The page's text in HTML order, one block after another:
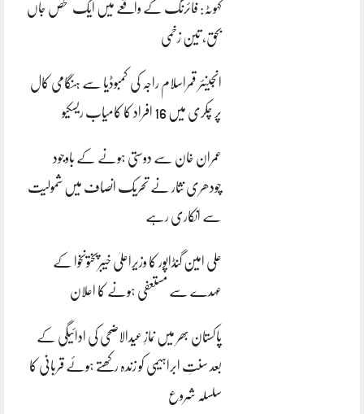
کہوٹہ: فائرنگ کے واقعے میں ایک شخص جاں
بحق، تین زخمی
انجینئر قمراسلام راجہ کی کمبوڈیا سے ہنگامی کال
پر چکری میں 16 افراد کا کامیاب ریسکیو
عمران خان سے دوستی ہونے کے باوجود
چودھری نثار نے تحریک انصاف میں شمولیت
سے انکاری رہے
علی امین گنڈاپور کا وزیراعلیٰ خیبرپختونخوا کے
عہدے سے مستعفی ہونے کا اعلان
پاکستان بھر میں نمازِ عیدالاضحی کی ادائیگی کے
بعد سنتِ ابراہیمی کو زندہ رکھتے ہوئے قربانی کا
سلسلہ شروع